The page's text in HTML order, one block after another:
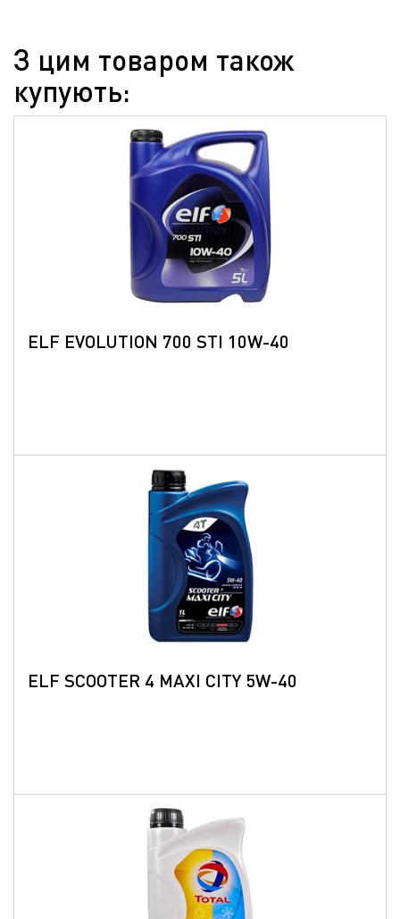
З цим товаром також
купують:
ELF EVOLUTION 700 STI 10W-40
ELF SCOOTER 4 MAXI CITY 5W-40